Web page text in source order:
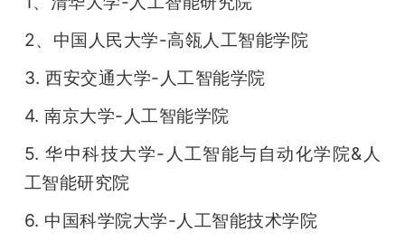
2、中国人民大学-高瓴人工智能学院
3. 西安交通大学-人工智能学院
4. 南京大学-人工智能学院
5. 华中科技大学-人工智能与自动化学院&人
工智能研究院
6. 中国科学院大学-人工智能技术学院